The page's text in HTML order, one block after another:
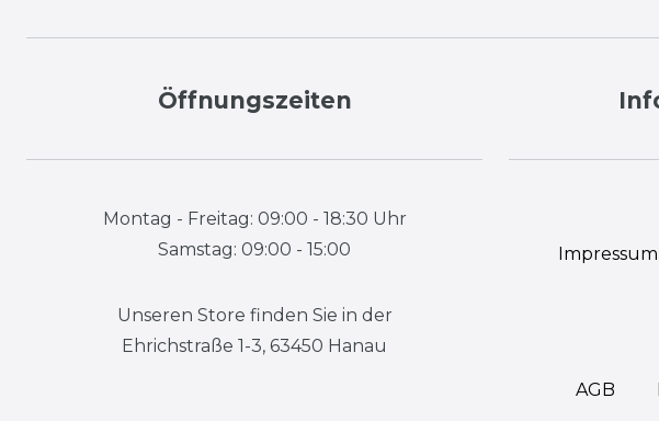
Öffnungszeiten
Montag - Freitag: 09:00 - 18:30 Uhr
Samstag: 09:00 - 15:00
Unseren Store finden Sie in der
Ehrichstraße 1-3, 63450 Hanau
Impressum
AGB